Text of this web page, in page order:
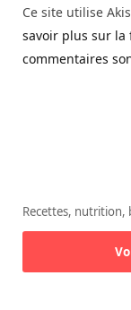
Ce site utilise
savoir plus sur la
commentaires
Recettes, nutrition,